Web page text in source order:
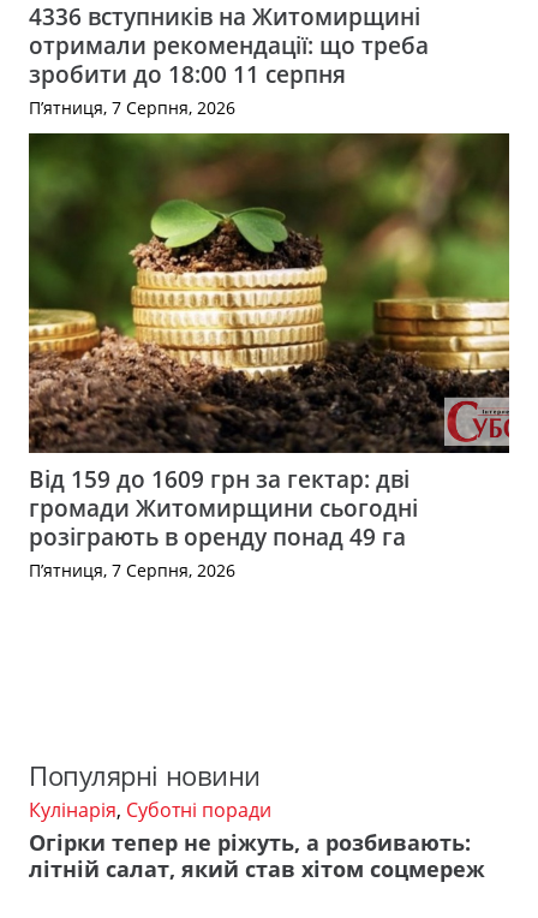
4336 вступників на Житомирщині
отримали рекомендації: що треба
зробити до 18:00 11 серпня
П’ятниця, 7 Серпня, 2026
Від 159 до 1609 грн за гектар: дві
громади Житомирщини сьогодні
розіграють в оренду понад 49 га
П’ятниця, 7 Серпня, 2026
Популярні новини
Кулінарія, Суботні поради
Огірки тепер не ріжуть, а розбивають:
літній салат, який став хітом соцмереж